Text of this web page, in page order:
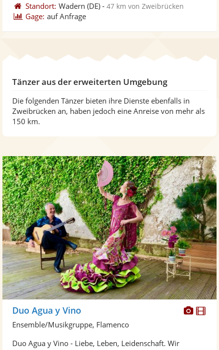
Standort: Wadern (DE) -47 km von Zweibrücken
Gage: auf Anfrage
Tänzer aus der erweiterten Umgebung
Die folgenden Tänzer bieten ihre Dienste ebenfalls in
Zweibrücken an, haben jedoch eine Anreise von mehr als
150 km.
Duo Agua y Vino
Ensemble/Musikgruppe, Flamenco
Duo Agua y Vino - Liebe, Leben, Leidenschaft. Wir